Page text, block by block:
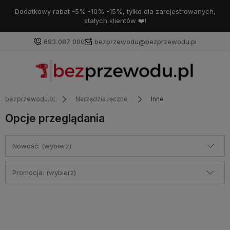
Dodatkowy rabat -5% -10% -15%, tylko dla zarejestrowanych,
stałych klientów ❤️!
693 087 000 bezprzewodu@bezprzewodu.pl
bezprzewodu.pl Narzędzia ręczne Inne
Opcje przeglądania
Nowość: (wybierz)
Promocja: (wybierz)